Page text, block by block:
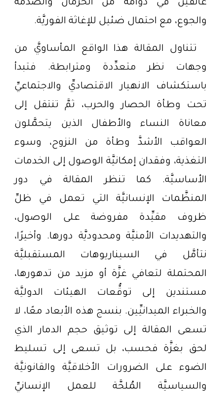
عالقين في دوَّامة من الحرمان والصدمة
والجوع، مع احتمال ضئيل للإغاثة الفوريَّة.
تتناول المقالة هذا الواقع المأساويَّ من
وجهات نظر متعدِّدة ومترابطة. فتبدأ
باستكشاف الانهيار الاقتصاديِّ والاجتماعيِّ
تحت وطأة الحصار والحرب، ثمَّ تنتقل إلى
معاناة النساء والأطفال الذين يتحمَّلون
العواقب الأشدَّ وطأة من النزوح، وسوء
التغذية، وفقدان إمكانيَّة الوصول إلى الخدمات
الأساسيَّة. كما تنظر المقالة في دور
المنظَّمات الإنسانيَّة التي تعمل في ظلِّ
ظروف مقيِّدة مفروضة على الوصول،
والتهديدات الأمنيَّة ومحدوديَّة دورها. وأخيرًا،
نتأمَّل في السيناريوهات المستقبليَّة
المحتملة لتعافي غزَّة أو مزيد من تدهورها،
مستندين إلى توقُّعات الهيئات الدوليَّة
والخبراء الميدانيِّين. بنسج هذه الأبعاد معًا، لا
تسعى المقالة إلى توثيق حجم الدمار الذي
لحق بغزَّة فحسب، بل تسعى إلى تسليط
الضوء على الضرورات الأخلاقيَّة والقانونيَّة
والسياسيَّة المُلحَّة للعمل الإنسانيِّ